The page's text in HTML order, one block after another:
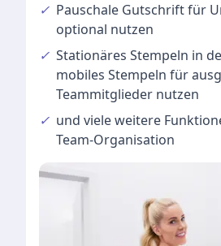
✓ Pauschale Gutschriftfür
optional nutzen
✓ Stationäres Stempeln in
mobiles Stempeln für
Teammitglieder nutzen
✓ und vieleweitere
Team-Organisation